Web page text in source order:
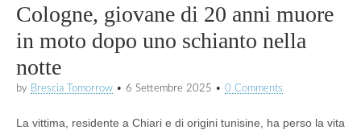
Cologne, giovane di 20 anni muore
in moto dopo uno schianto nella
notte
by Brescia Tomorrow • 6 Settembre 2025 • 0 Comments
La vittima, residente a Chiari e di origini tunisine, ha perso la vita